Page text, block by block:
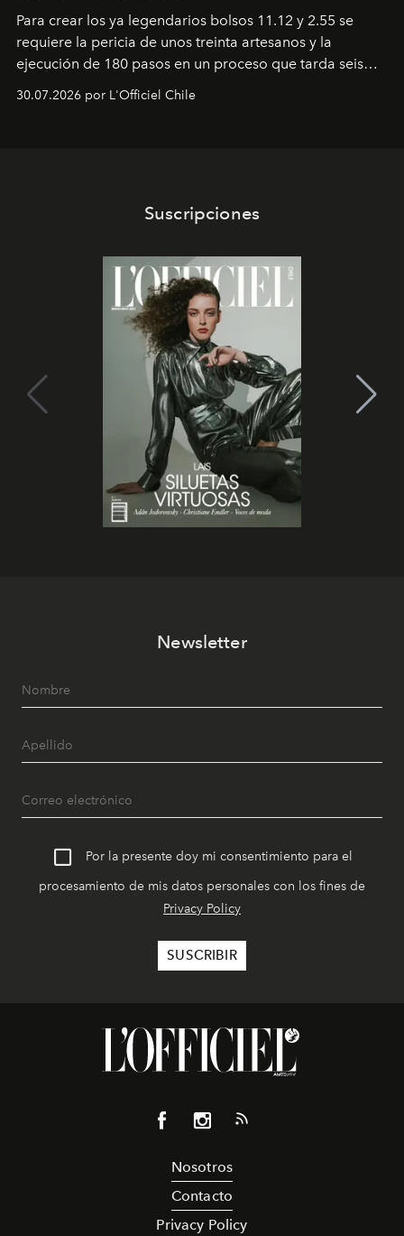
Para crear los ya legendarios bolsos 11.12 y 2.55 se
requiere la pericia de unos treinta artesanos y la
ejecución de 180 pasos en un proceso que tarda seis
que se enseña solamente en la escuela de formación de
30.07.2026 por L'Officiel Chile
Suscripciones
Newsletter
Por la presente doy mi consentimiento para el
procesamiento de mis datos personales con los fines de
Privacy Policy
Nosotros
Contacto
Privacy Policy